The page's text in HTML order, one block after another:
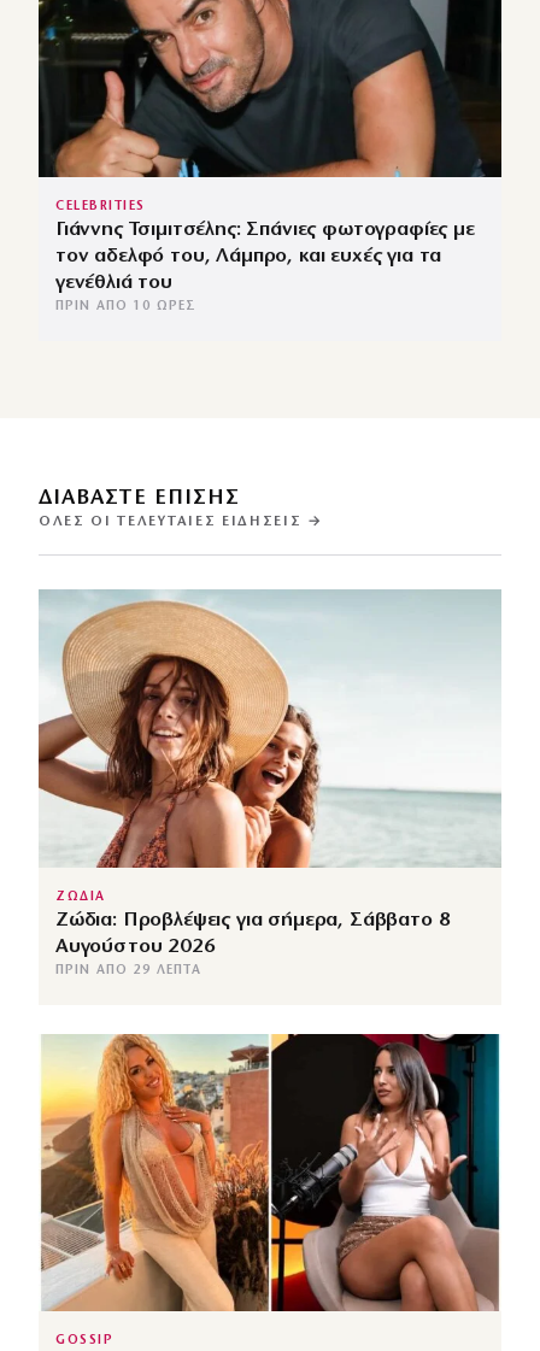
CELEBRITIES
Γιάννης Τσιμιτσέλης: Σπάνιες φωτογραφίες με
τον αδελφό του, Λάμπρο, και ευχές για τα
γενέθλιά του
ΠΡΙΝ ΑΠΌ 10 ΏΡΕΣ
ΔΙΑΒΑΣΤΕ ΕΠΙΣΗΣ
ΌΛΕΣ ΟΙ ΤΕΛΕΥΤΑΊΕΣ ΕΙΔΉΣΕΙΣ →
ΖΩΔΙΑ
Ζώδια: Προβλέψεις για σήμερα, Σάββατο 8
Αυγούστου 2026
ΠΡΙΝ ΑΠΌ 29 ΛΕΠΤΆ
GOSSIP